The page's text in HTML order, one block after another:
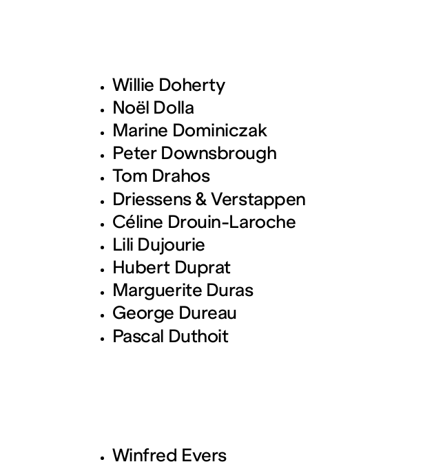
Willie Doherty
Noël Dolla
Marine Dominiczak
Peter Downsbrough
Tom Drahos
Driessens & Verstappen
Céline Drouin-Laroche
Lili Dujourie
Hubert Duprat
Marguerite Duras
George Dureau
Pascal Duthoit
Winfred Evers